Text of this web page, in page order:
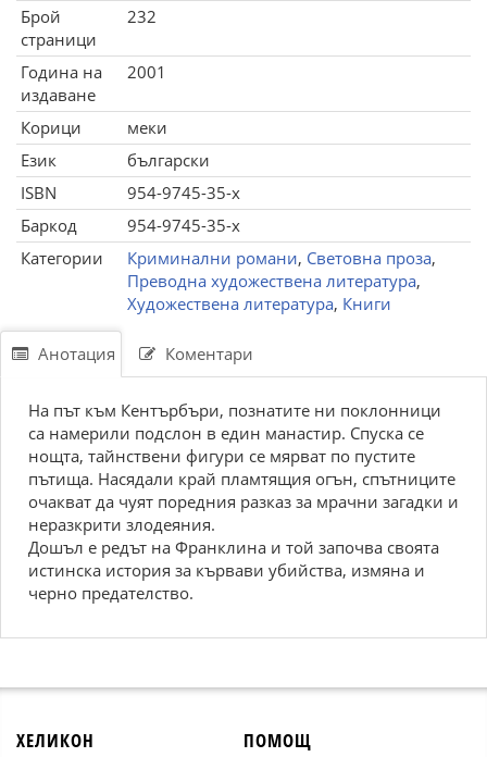
Брой
страници
232
Година на
издаване
2001
Корици
меки
Език
български
ISBN
954-9745-35-х
Баркод
954-9745-35-х
Категории
Криминални романи, Световна проза,
Преводна художествена литература,
Художествена литература, Книги
Анотация Коментари
На път към Кентърбъри, познатите ни поклонници
са намерили подслон в един манастир. Спуска се
нощта, тайнствени фигури се мярват по пустите
пътища. Насядали край пламтящия огън, спътниците
очакват да чуят поредния разказ за мрачни загадки и
неразкрити злодеяния.
Дошъл е редът на Франклина и той започва своята
истинска история за кървави убийства, измяна и
черно предателство.
ХЕЛИКОН ПОМОЩ